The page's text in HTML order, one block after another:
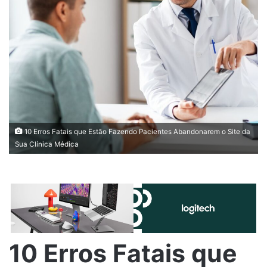
10 Erros Fatais que Estão Fazendo Pacientes Abandonarem o Site da
Sua Clínica Médica
10 Erros Fatais que